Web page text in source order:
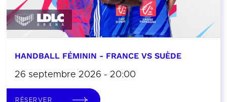
HANDBALL FÉMININ - FRANCE VS SUÈDE
26 septembre 2026 - 20:00
RÉSERVER